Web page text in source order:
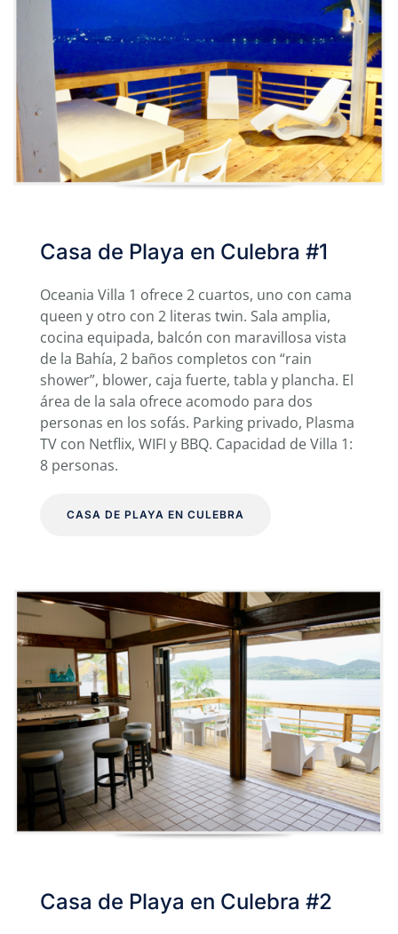
Casa de Playa en Culebra #1
Oceania Villa 1 ofrece 2 cuartos, uno con cama
queen y otro con 2 literas twin. Sala amplia,
cocina equipada, balcón con maravillosa vista
de la Bahía, 2 baños completos con “rain
shower”, blower, caja fuerte, tabla y plancha. El
área de la sala ofrece acomodo para dos
personas en los sofás. Parking privado, Plasma
TV con Netflix, WIFI y BBQ. Capacidad de Villa 1:
8 personas.
CASA DE PLAYA EN CULEBRA
Casa de Playa en Culebra #2